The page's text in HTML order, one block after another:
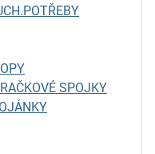
SPOJKY